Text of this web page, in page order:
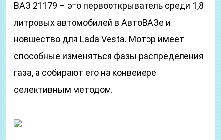
ВАЗ 21179 – это первооткрыватель среди 1,8
литровых автомобилей в АвтоВАЗе и
новшество для Lada Vesta. Мотор имеет
способные изменяться фазы распределения
газа, а собирают его на конвейере
селективным методом.